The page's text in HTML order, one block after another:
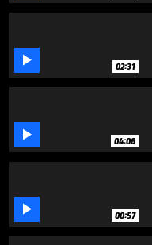
 02:31
 04:06
 00:57